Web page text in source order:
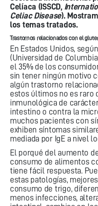
Celíaca (ISSCD,
Celiac Disease).
los temas tratados.
Trastornos relacionados con el
En Estados Unidos,
(Universidad de
el 35% de los
sin tener ningún motivo
algún trastorno
estos últimos no es raro
inmunológica de
intestino o contra la
muchos pacientes con
exhiben síntomas
mediada por IgE a nivel
El porqué del aumento
consumo de alimentos
tiene fácil respuesta.
estas patologías,
consumo de trigo,
menos infecciones,